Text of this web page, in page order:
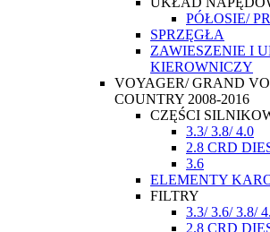
PÓŁOSIE/
SPRZĘGŁA
ZAWIESZENIE I
KIEROWNICZY
VOYAGER/ GRAND
COUNTRY 2008-2016
CZĘŚCI
3.3/ 3.8/ 4.0
2.8 CRD
3.6
ELEMENTY
FILTRY
3.3/ 3.6/ 3.8/
2.8 CRD